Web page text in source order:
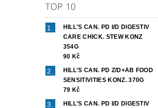
TOP 10
HILL'S CAN. PD I/D DIGESTIV
CARE CHICK. STEW KONZ
354G
90 Kč
HILL'S CAN. PD Z/D+AB FOOD
SENSITIVITIES KONZ. 370G
79 Kč
HILL'S CAN. PD I/D DIGESTIV